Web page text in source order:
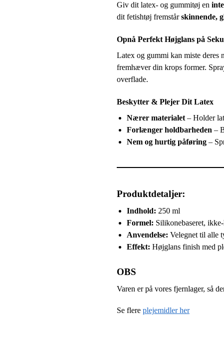
Giv dit latex- og gummitøj en
dit fetishtøj fremstårskinnende,
Opnå Perfekt Højglans på
Latex og gummi kan miste deres
fremhæver din krops former.
overflade.
Beskytter & Plejer Dit Latex
Nærer materialet– Holder
Forlænger holdbarheden –
Nem og hurtig påføring–
Produktdetaljer:
Indhold: 250 ml
Formel: Silikonebaseret,
Anvendelse: Velegnet til alle
Effekt: Højglans finish med
OBS
Varen er på vores fjernlager, så
Se flere plejemidler her